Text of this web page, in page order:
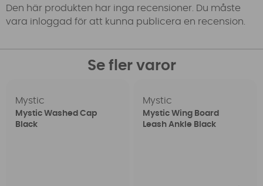
Den här produkten har inga recensioner. Du måste
vara inloggad för att kunna publicera en recension.
Se fler varor
Mystic
Mystic Washed Cap
Black
Mystic
Mystic Wing Board
Leash Ankle Black